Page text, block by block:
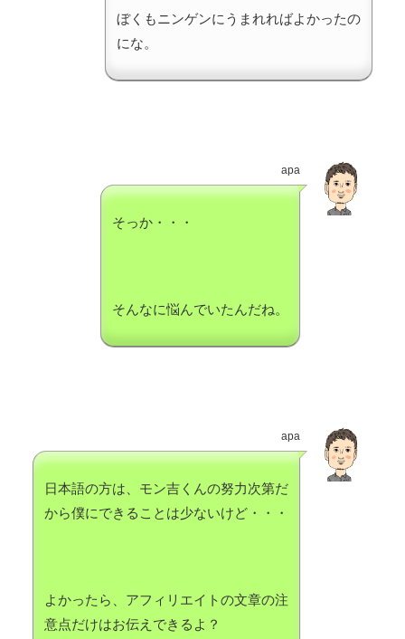
ぼくもニンゲンにうまれればよかったの
にな。
apa
そっか・・・
そんなに悩んでいたんだね。
apa
日本語の方は、モン吉くんの努力次第だ
から僕にできることは少ないけど・・・
よかったら、アフィリエイトの文章の注
意点だけはお伝えできるよ？